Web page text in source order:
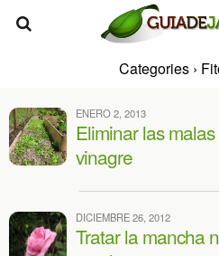
Categories ›
ENERO 2, 2013
Eliminar las
vinagre
DICIEMBRE 26, 2012
Tratar la mancha